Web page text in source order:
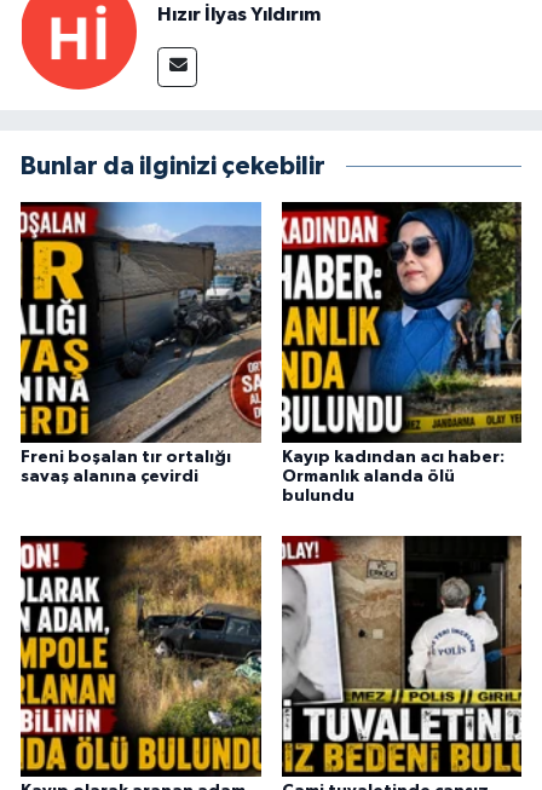
Hızır İlyas Yıldırım
Bunlar da ilginizi çekebilir
Freni boşalan tır ortalığı
savaş alanına çevirdi
Kayıp kadından acı haber:
Ormanlık alanda ölü
bulundu